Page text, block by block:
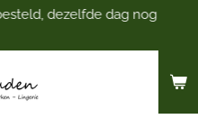
dezelfde dag nog